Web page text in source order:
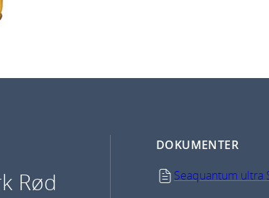
Rød
DOKUMENTER
Seaquantum ultra